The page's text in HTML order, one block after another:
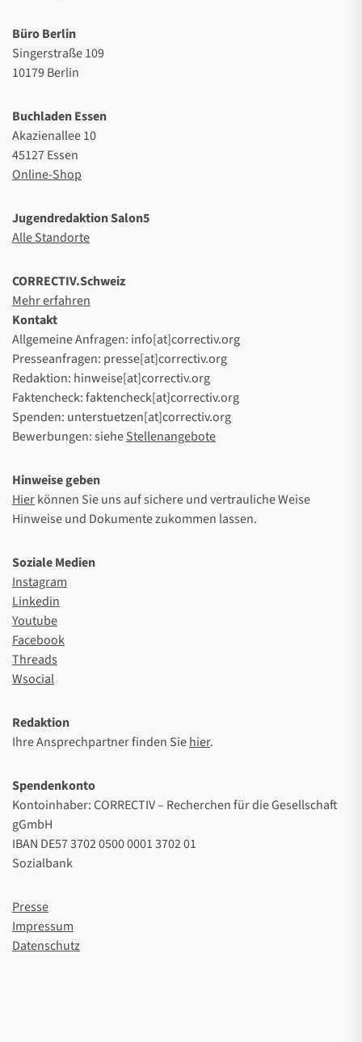
Büro Berlin
Singerstraße 109
10179 Berlin
Buchladen Essen
Akazienallee 10
45127 Essen
Online-Shop
Jugendredaktion Salon5
Alle Standorte
CORRECTIV.Schweiz
Mehr erfahren
Kontakt
Allgemeine Anfragen: info[at]correctiv.org
Presseanfragen: presse[at]correctiv.org
Redaktion: hinweise[at]correctiv.org
Faktencheck: faktencheck[at]correctiv.org
Spenden: unterstuetzen[at]correctiv.org
Bewerbungen: sieheStellenangebote
Hinweise geben
Hierkönnen Sie uns auf sichere und vertrauliche Weise
Hinweise und Dokumente zukommen lassen.
Soziale Medien
Instagram
Linkedin
Youtube
Facebook
Threads
Wsocial
Redaktion
Ihre Ansprechpartner finden Siehier.
Spendenkonto
Kontoinhaber: CORRECTIV – Recherchen für die Gesellschaft
gGmbH
IBAN DE57 3702 0500 0001 3702 01
Sozialbank
Presse
Impressum
Datenschutz